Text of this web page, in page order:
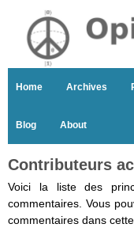
Home Archives
Blog About
Contributeurs
Voici la liste des
commentaires. Vous
commentaires dans